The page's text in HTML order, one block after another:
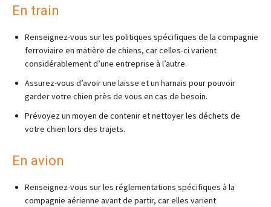
En train
Renseignez-vous sur les politiques spécifiques de la compagnie
ferroviaire en matière de chiens, car celles-ci varient
considérablement d’une entreprise à l’autre.
Assurez-vous d’avoir une laisse et un harnais pour pouvoir
garder votre chien près de vous en cas de besoin.
Prévoyez un moyen de contenir et nettoyer les déchets de
votre chien lors des trajets.
En avion
Renseignez-vous sur les réglementations spécifiques à la
compagnie aérienne avant de partir, car elles varient